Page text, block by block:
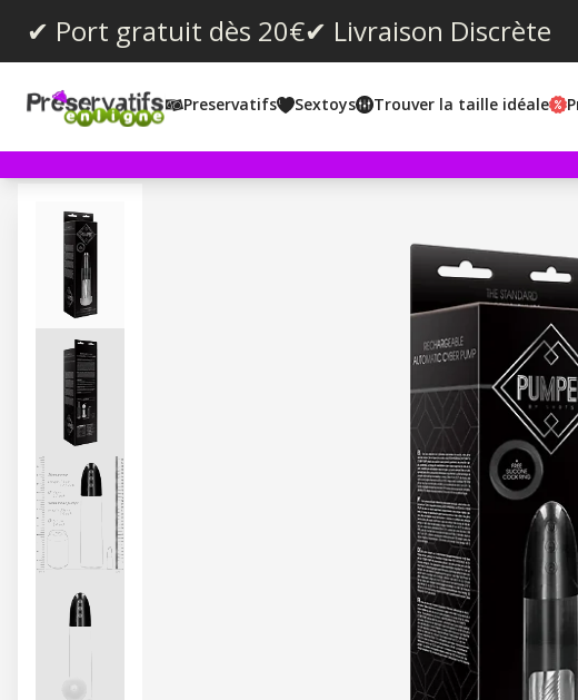
✔ Port gratuit dès 20€✔ Livraison Discrète
Preservatifs Sextoys Trouver la taille idéale